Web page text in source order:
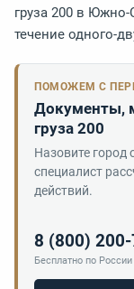
груза 200 в
течение одного-
ПОМОЖЕМ С
Документы,
груза 200
Назовите город
специалист
действий.
8 (800)
Бесплатно по России